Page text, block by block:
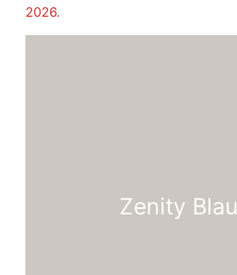
2026.
Zenity Blau